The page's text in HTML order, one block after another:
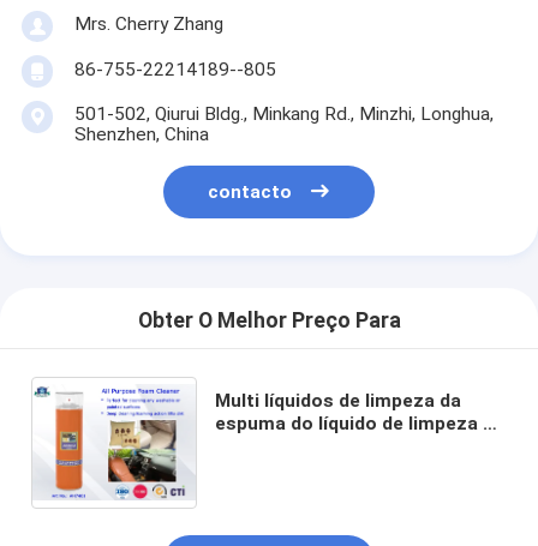
Mrs. Cherry Zhang
86-755-22214189--805
501-502, Qiurui Bldg., Minkang Rd., Minzhi, Longhua,
Shenzhen, China
contacto
Obter O Melhor Preço Para
Multi líquidos de limpeza da
espuma do líquido de limpeza do